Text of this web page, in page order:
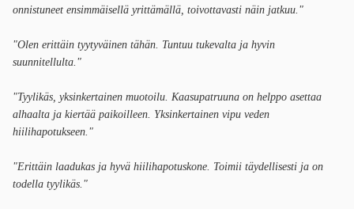
onnistuneet ensimmäisellä yrittämällä, toivottavasti näin jatkuu."
"Olen erittäin tyytyväinen tähän. Tuntuu tukevalta ja hyvin
suunnitellulta."
"Tyylikäs, yksinkertainen muotoilu. Kaasupatruuna on helppo asettaa
alhaalta ja kiertää paikoilleen. Yksinkertainen vipu veden
hiilihapotukseen."
"Erittäin laadukas ja hyvä hiilihapotuskone. Toimii täydellisesti ja on
todella tyylikäs."